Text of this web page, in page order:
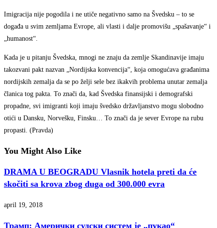
Imigracija nije pogodila i ne utiče negativno samo na Švedsku – to se
događa u svim zemljama Evrope, ali vlasti i dalje promovišu „spašavanje“ i
„humanost“.
Kada je u pitanju Švedska, mnogi ne znaju da zemlje Skandinavije imaju
takozvani pakt nazvan „Nordijska konvencija“, koja omogućava građanima
nordijskih zemalja da se po želji sele bez ikakvih problema unutar zemalja
članica tog pakta. To znači da, kad Švedska finansijski i demografski
propadne, svi imigranti koji imaju švedsko državljanstvo mogu slobodno
otići u Dansku, Norvešku, Finsku… To znači da je sever Evrope na rubu
propasti. (Pravda)
You Might Also Like
DRAMA U BEOGRADU Vlasnik hotela preti da će
skočiti sa krova zbog duga od 300.000 evra
april 19, 2018
Трамп: Амерички судски систем је „пукао“